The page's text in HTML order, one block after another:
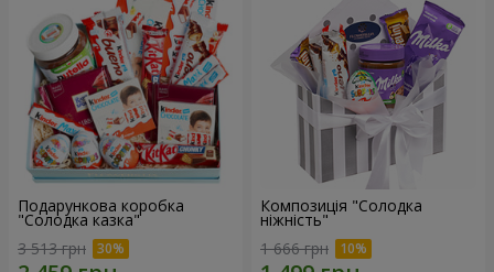
Подарункова коробка
"Солодка казка"
3 513 грн
Композиція "Солодка
ніжність"
1 666 грн